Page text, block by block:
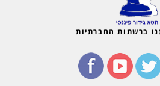
ברשתות החברתיות